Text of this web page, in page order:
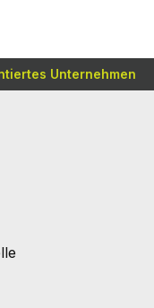
Unternehmen